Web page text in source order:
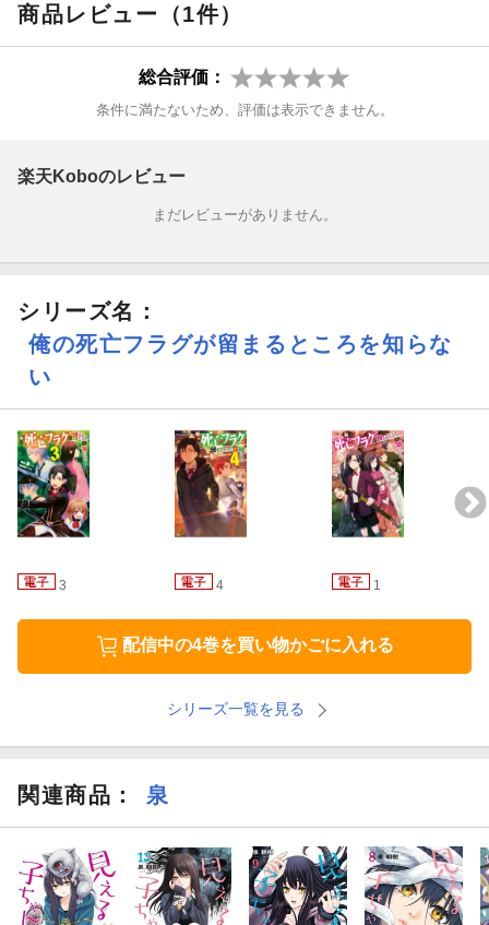
第3回『なろうコン大賞』グランプリ受賞作、絶好調の第2弾!
商品レビュー（1件）
総合評価：
条件に満たないため、評価は表示できません。
楽天Koboのレビュー
まだレビューがありません。
シリーズ名：
俺の死亡フラグが留まるところを知らな
い
3 4 1
配信中の4巻を買い物かごに入れる
シリーズ一覧を見る
関連商品 ： 泉